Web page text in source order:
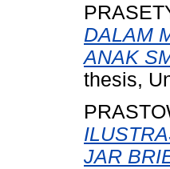
DALAM
ANAK
thesis,
JAR